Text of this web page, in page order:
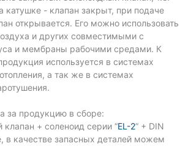
катушке - клапан закрыт, при подаче
открывается. Его можно использовать
и других совместимыми с
и мембраны рабочими средами. К
используется в системах
а так же в системах
за продукцию в сборе:
клапан + соленоид серии “EL-2” + DIN
в качестве запасных деталей можем